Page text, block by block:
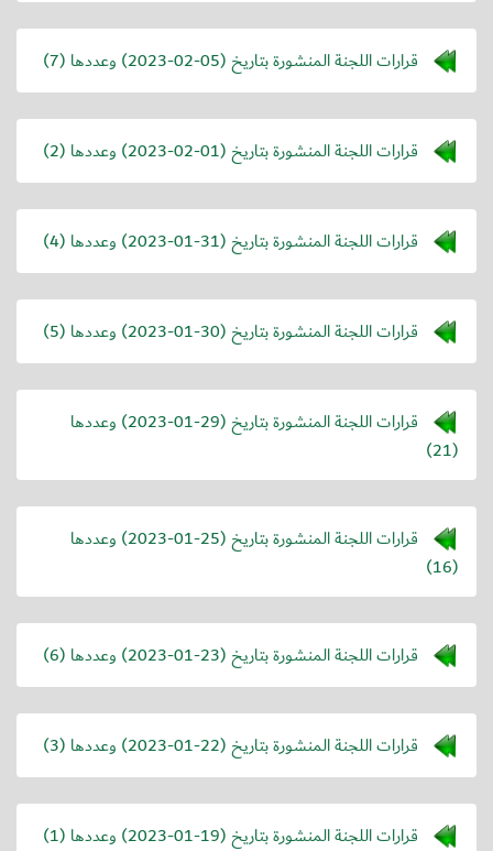
قرارات اللجنة المنشورة بتاريخ (2023-02-05) وعددها (7)
قرارات اللجنة المنشورة بتاريخ (2023-02-01) وعددها (2)
قرارات اللجنة المنشورة بتاريخ (2023-01-31) وعددها (4)
قرارات اللجنة المنشورة بتاريخ (2023-01-30) وعددها (5)
قرارات اللجنة المنشورة بتاريخ (2023-01-29) وعددها
(21)
قرارات اللجنة المنشورة بتاريخ (2023-01-25) وعددها
(16)
قرارات اللجنة المنشورة بتاريخ (2023-01-23) وعددها (6)
قرارات اللجنة المنشورة بتاريخ (2023-01-22) وعددها (3)
قرارات اللجنة المنشورة بتاريخ (2023-01-19) وعددها (1)